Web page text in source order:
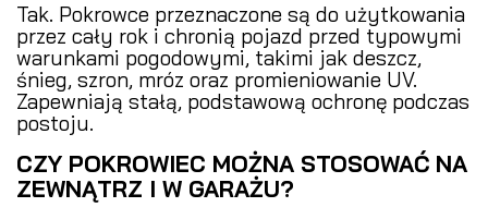
Tak. Pokrowce przeznaczone są do użytkowania
przez cały rok i chronią pojazd przed typowymi
warunkami pogodowymi, takimi jak deszcz,
śnieg, szron, mróz oraz promieniowanie UV.
Zapewniają stałą, podstawową ochronę podczas
postoju.
CZY POKROWIEC MOŻNA STOSOWAĆ NA
ZEWNĄTRZ I W GARAŻU?